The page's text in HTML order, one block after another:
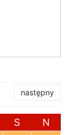
następny
S N